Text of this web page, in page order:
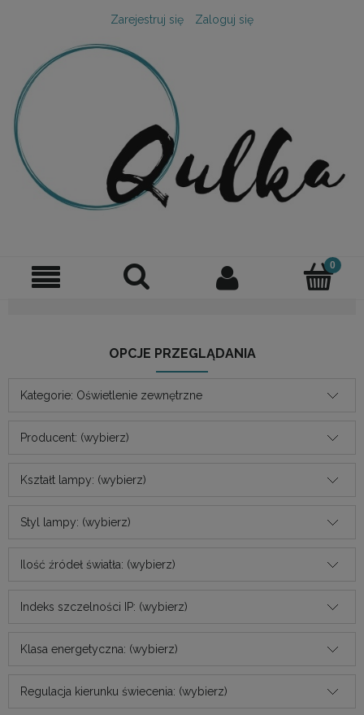
Zarejestruj się Zaloguj się
OPCJE PRZEGLĄDANIA
Kategorie: Oświetlenie zewnętrzne
Producent: (wybierz)
Kształt lampy: (wybierz)
Styl lampy: (wybierz)
Ilość źródeł światła: (wybierz)
Indeks szczelności IP: (wybierz)
Klasa energetyczna: (wybierz)
Regulacja kierunku świecenia: (wybierz)